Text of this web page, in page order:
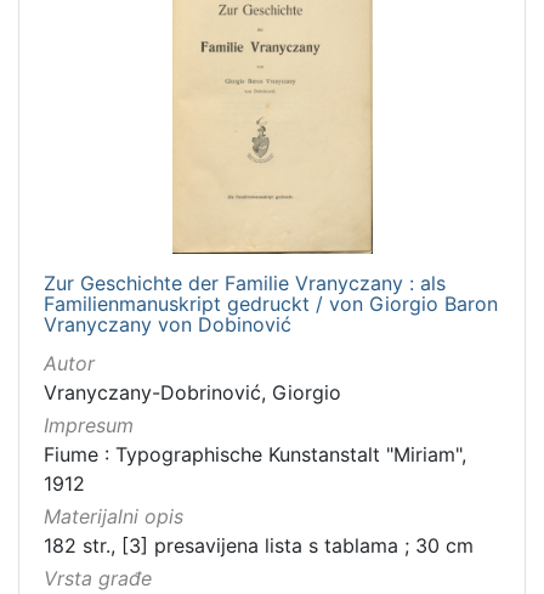
Braća hrvatskoga zmaja
Zur Geschichte der Familie Vranyczany : als
Familienmanuskript gedruckt / von Giorgio Baron
Vranyczany von Dobinović
Autor
Vranyczany-Dobrinović, Giorgio
Impresum
Fiume : Typographische Kunstanstalt "Miriam",
1912
Materijalni opis
182 str., [3] presavijena lista s tablama ; 30 cm
Vrsta građe